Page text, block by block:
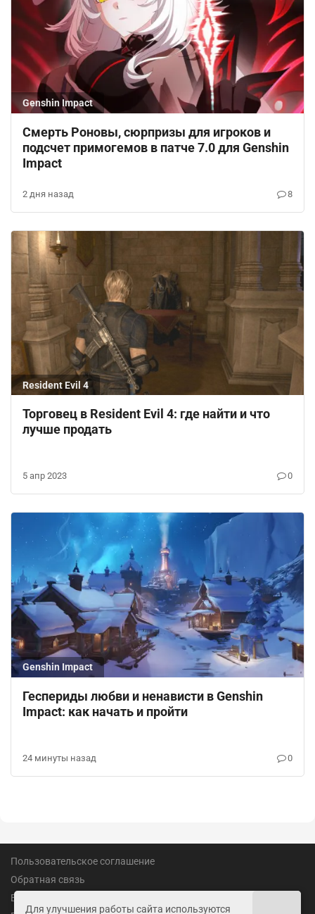
Genshin Impact
Смерть Роновы, сюрпризы для игроков и
подсчет примогемов в патче 7.0 для Genshin
Impact
2 дня назад 8
Resident Evil 4
Торговец в Resident Evil 4: где найти и что
лучше продать
5 апр 2023 0
Genshin Impact
Геспериды любви и ненависти в Genshin
Impact: как начать и пройти
24 минуты назад 0
Для улучшения работы сайта используются
Пользовательское соглашение
Обратная связь
Вакансии